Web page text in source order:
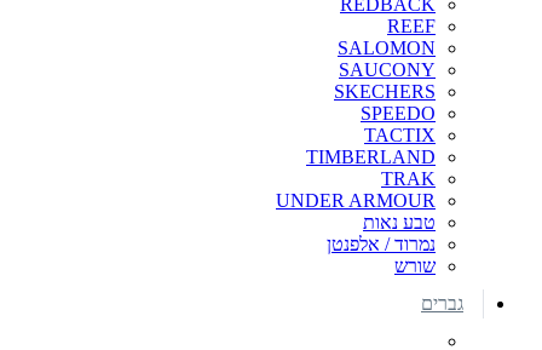
REEF
SALOMON
SAUCONY
SKECHERS
SPEEDO
TACTIX
TIMBERLAND
TRAK
UNDER ARMOUR
טבע נאות
נמרוד / אלפנטן
שורש
גברים